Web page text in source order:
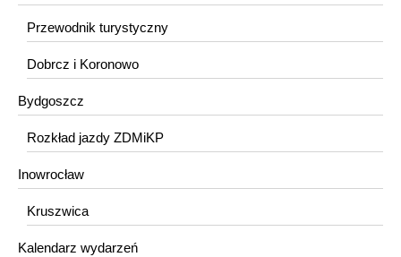
Przewodnik turystyczny
Dobrcz i Koronowo
Bydgoszcz
Rozkład jazdy ZDMiKP
Inowrocław
Kruszwica
Kalendarz wydarzeń